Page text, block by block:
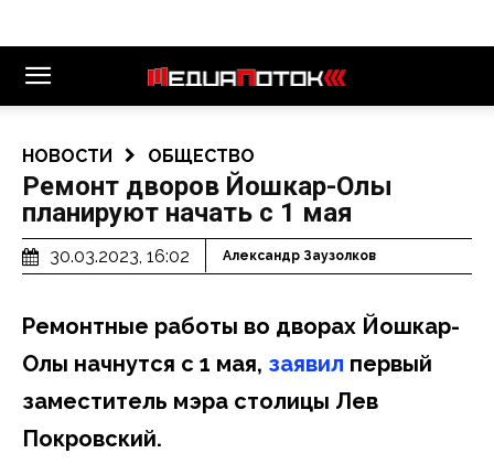
НОВОСТИ ОБЩЕСТВО
Ремонт дворов Йошкар-Олы
планируют начать с 1 мая
30.03.2023, 16:02 Александр Заузолков
Ремонтные работы во дворах Йошкар-
Олы начнутся с 1 мая, заявил первый
заместитель мэра столицы Лев
Покровский.